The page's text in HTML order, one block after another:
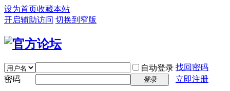
设为首页收藏本站
开启辅助访问 切换到窄版
自动登录 找回密码
密码
登录 立即注册